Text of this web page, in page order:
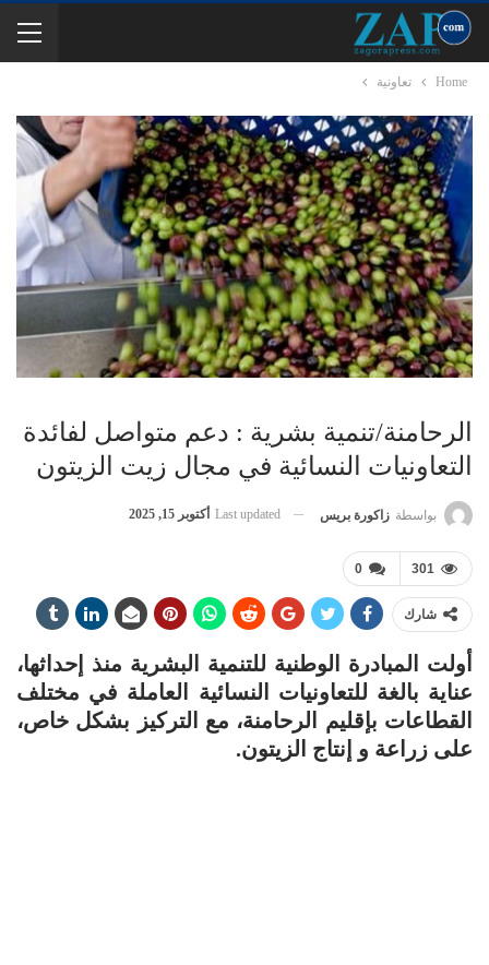
Home تعاونية
الرحامنة/تنمية بشرية : دعم متواصل لفائدة
التعاونيات النسائية في مجال زيت الزيتون
بواسطة زاكورة بريس Last updated أكتوبر 15, 2025
0 301
شارك
أولت المبادرة الوطنية للتنمية البشرية منذ إحداثها،
عناية بالغة للتعاونيات النسائية العاملة في مختلف
القطاعات بإقليم الرحامنة، مع التركيز بشكل خاص،
على زراعة و إنتاج الزيتون.